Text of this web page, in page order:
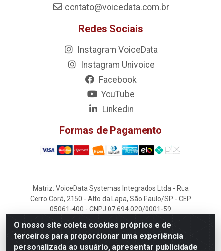
O nosso site coleta cookies próprios e de
terceiros para proporcionar uma experiência
personalizada ao usuário, apresentar publicidade
contato@voicedata.com.br
Redes Sociais
Instagram VoiceData
Instagram Univoice
Facebook
YouTube
Linkedin
Formas de Pagamento
Matriz: VoiceData Systemas Integrados Ltda - Rua
Cerro Corá, 2150 - Alto da Lapa, São Paulo/SP - CEP
05061-400 - CNPJ 07.694.020/0001-59
Filial: VoiceData - Rua João Kaufmann, 405 -
Rochdale - Osasco/SP - CEP 06220-060